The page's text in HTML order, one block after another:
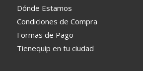
Dónde Estamos
Condiciones de Compra
Formas de Pago
Tienequip en tu ciudad